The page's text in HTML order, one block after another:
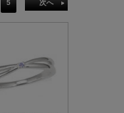
5 次へ